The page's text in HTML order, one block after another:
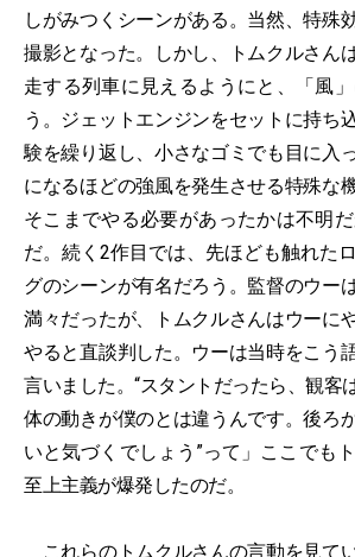
しがみつくシーンがある。当然、特殊
撮影となった。しかし、トムクルさん
走する列車に見えるようにと、「風
う。ジェットエンジンをセットに持ち
験を繰り返し、小さなゴミでも目に入
になるほどの強風を発生させる特殊な
そこまでやる必要があったかは不明
だ。続く2作目では、先ほども触れた
グのシーンが有名だろう。監督のウー
満々だったが、トムクルさんはウーに
やると直談判した。ウーは当時をこう
言いました。“スタントだったら、観客
体の動きが僕のとは違うんです。後ろ
いと気づくでしょう”って」ここでも
至上主義が爆発したのだ。
これらのトムクルさんの言動を見て